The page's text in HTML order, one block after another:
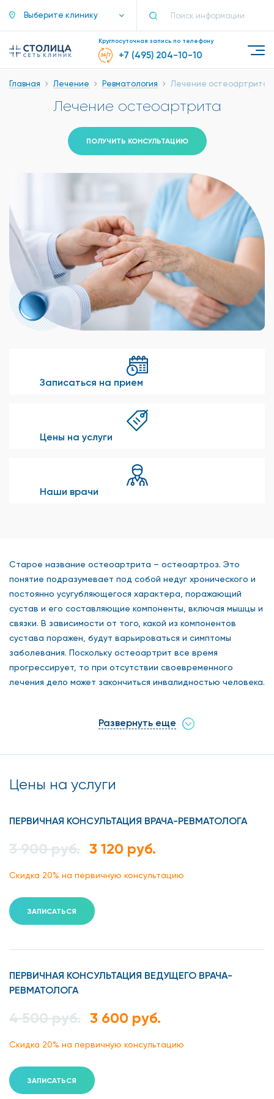
Выберите клинику
Круглосуточная запись по телефону
+7 (495) 204-10-10
Главная Лечение Ревматология Лечение остеоартрита
Лечение остеоартрита
ПОЛУЧИТЬ КОНСУЛЬТАЦИЮ
Записаться на прием
Цены на услуги
Наши врачи
Старое название остеоартрита – остеоартроз. Это
понятие подразумевает под собой недуг хронического и
постоянно усугубляющегося характера, поражающий
сустав и его составляющие компоненты, включая мышцы и
связки. В зависимости от того, какой из компонентов
сустава поражен, будут варьироваться и симптомы
заболевания. Поскольку остеоартрит все время
прогрессирует, то при отсутствии своевременного
лечения дело может закончиться инвалидностью человека.
Симптомы остеоартрита
болевые ощущения в суставе. Как правило, боль
состоянии покоя;
сустав характерно хрустит;
изменения походки (при деформации ног);
отечность;
гиперемия.
лечение.
Причины остеоартрита
Существует ряд факторов и предпосылок, приводящих к
ожирение приводит к чрезмерной нагрузке на
Развернуть еще
Цены на услуги
ПЕРВИЧНАЯ КОНСУЛЬТАЦИЯ ВРАЧА-РЕВМАТОЛОГА
3 900 руб. 3 120 руб.
Скидка 20% на первичную консультацию
ЗАПИСАТЬСЯ
ПЕРВИЧНАЯ КОНСУЛЬТАЦИЯ ВЕДУЩЕГО ВРАЧА-
РЕВМАТОЛОГА
4 500 руб. 3 600 руб.
Скидка 20% на первичную консультацию
ЗАПИСАТЬСЯ